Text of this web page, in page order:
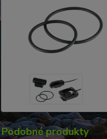
Podobné produkty